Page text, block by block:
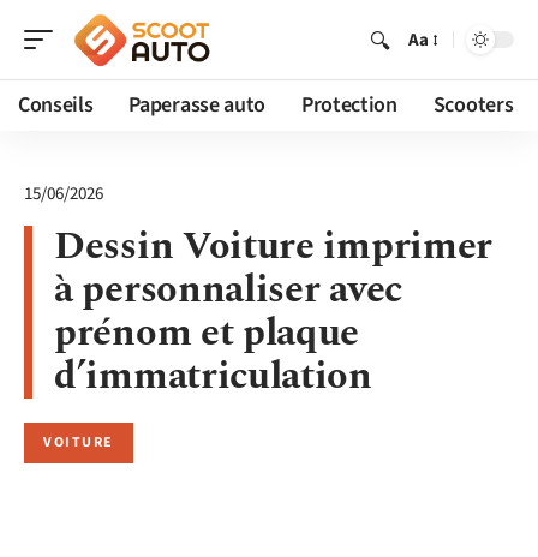
Aa
Conseils Paperasse auto Protection Scooters
15/06/2026
Dessin Voiture imprimer
à personnaliser avec
prénom et plaque
d’immatriculation
VOITURE